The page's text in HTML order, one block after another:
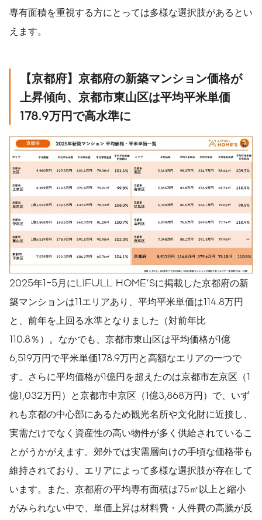
専有面積を重視する方にとっては多様な選択肢があるとい
えます。
【京都府】京都府の新築マンション価格が
上昇傾向、京都市東山区は平均平米単価
178.9万円で高水準に
2025年1-5月にLIFULL HOME'Sに掲載した京都府の新
築マンションは11エリアあり、平均平米単価は114.8万円
と、前年を上回る水準となりました（対前年比
110.8％）。なかでも、京都市東山区は平均価格が1億
6,519万円で平米単価178.9万円と高額なエリアの一つで
す。さらに平均価格が1億円を超えたのは京都市左京区（1
億1,032万円）と京都市中京区（1億3,868万円）で、いず
れも京都の中心部にあるため観光名所や文化財に近接し、
実需だけでなく資産性の高い物件が多く供給されているこ
とがうかがえます。郊外では実需層向けの手頃な価格帯も
維持されており、エリアによって多様な選択肢が存在して
います。また、京都府の平均専有面積は75㎡以上と縮小
がみられない中で、単価上昇は材料費・人件費の高騰が反